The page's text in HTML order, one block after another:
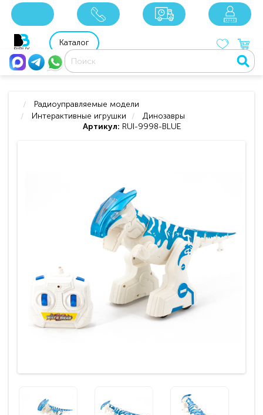
8 800 201 92 06
Каталог
Радиоуправляемые модели
Интерактивные игрушки
Динозавры
Артикул: RUI-9998-BLUE
xxx